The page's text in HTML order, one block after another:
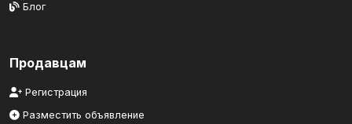
Блог
Продавцам
Регистрация
Разместить объявление